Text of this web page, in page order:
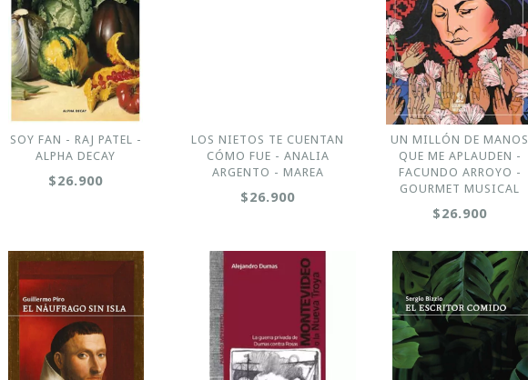
SOY FAN - RAJ PATEL -
ALPHA DECAY
$26.900
LOS NIETOS TE CUENTAN
CÓMO FUE - ANALIA
ARGENTO - MAREA
$26.900
UN MILLÓN DE MANOS
QUE ME APLAUDEN -
FACUNDO ARROYO -
GOURMET MUSICAL
$26.900